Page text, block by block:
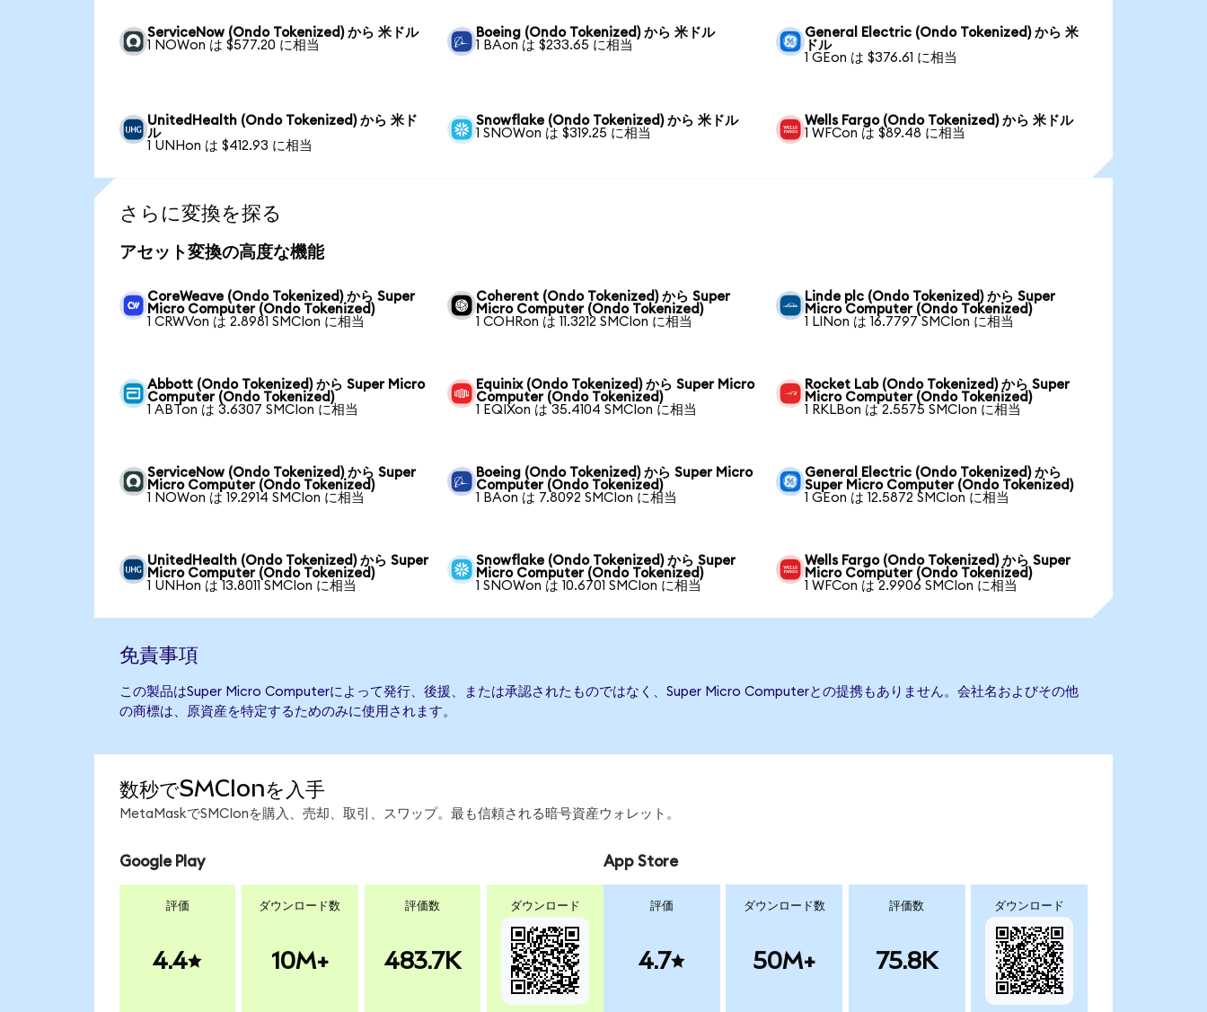
ServiceNow (Ondo Tokenized) から 米ドル
1 NOWon は $577.20 に相当
Boeing (Ondo Tokenized) から 米ドル
1 BAon は $233.65 に相当
General Electric (Ondo Tokenized) から 米
ドル
1 GEon は $376.61 に相当
UnitedHealth (Ondo Tokenized) から 米ド
ル
1 UNHon は $412.93 に相当
Snowflake (Ondo Tokenized) から 米ドル
1 SNOWon は $319.25 に相当
Wells Fargo (Ondo Tokenized) から 米ドル
1 WFCon は $89.48 に相当
さらに変換を探る
アセット変換の高度な機能
CoreWeave (Ondo Tokenized) から Super
Micro Computer (Ondo Tokenized)
1 CRWVon は 2.8981 SMCIon に相当
Coherent (Ondo Tokenized) から Super
Micro Computer (Ondo Tokenized)
1 COHRon は 11.3212 SMCIon に相当
Linde plc (Ondo Tokenized) から Super
Micro Computer (Ondo Tokenized)
1 LINon は 16.7797 SMCIon に相当
Abbott (Ondo Tokenized) から Super Micro
Computer (Ondo Tokenized)
1 ABTon は 3.6307 SMCIon に相当
Equinix (Ondo Tokenized) から Super Micro
Computer (Ondo Tokenized)
1 EQIXon は 35.4104 SMCIon に相当
Rocket Lab (Ondo Tokenized) から Super
Micro Computer (Ondo Tokenized)
1 RKLBon は 2.5575 SMCIon に相当
ServiceNow (Ondo Tokenized) から Super
Micro Computer (Ondo Tokenized)
1 NOWon は 19.2914 SMCIon に相当
Boeing (Ondo Tokenized) から Super Micro
Computer (Ondo Tokenized)
1 BAon は 7.8092 SMCIon に相当
General Electric (Ondo Tokenized) から
Super Micro Computer (Ondo Tokenized)
1 GEon は 12.5872 SMCIon に相当
UnitedHealth (Ondo Tokenized) から Super
Micro Computer (Ondo Tokenized)
1 UNHon は 13.8011 SMCIon に相当
Snowflake (Ondo Tokenized) から Super
Micro Computer (Ondo Tokenized)
1 SNOWon は 10.6701 SMCIon に相当
Wells Fargo (Ondo Tokenized) から Super
Micro Computer (Ondo Tokenized)
1 WFCon は 2.9906 SMCIon に相当
免責事項
この製品はSuper Micro Computerによって発行、後援、または承認されたものではなく、Super Micro Computerとの提携もありません。会社名およびその他
の商標は、原資産を特定するためのみに使用されます。
数秒でSMCIonを入手
MetaMaskでSMCIonを購入、売却、取引、スワップ。最も信頼される暗号資産ウォレット。
Google Play
評価
4.4
ダウンロード数
10M+
評価数
483.7K
ダウンロード
App Store
評価
4.7
ダウンロード数
50M+
評価数
75.8K
ダウンロード